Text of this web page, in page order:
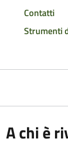
Contatti
Strumenti
A chi è